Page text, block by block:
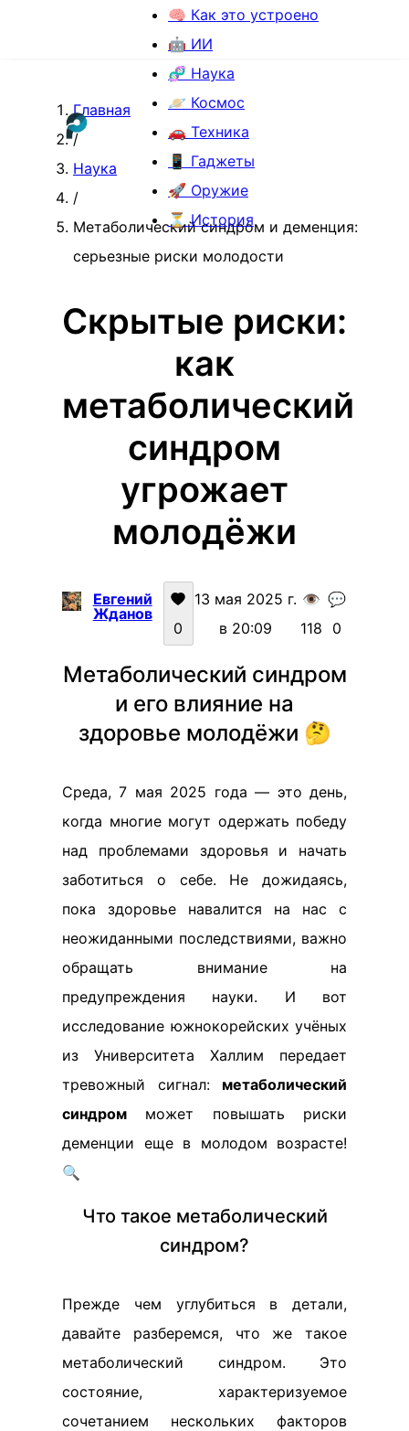
🧠 Как это устроено
🤖 ИИ
🧬 Наука
🪐 Космос
🚗 Техника
📱 Гаджеты
🚀 Оружие
⏳ История
Главная
/
Наука
/
Метаболический синдром и деменция:
серьезные риски молодости
Скрытые риски:
как
метаболический
синдром
угрожает
молодёжи
Евгений
Жданов
0
13 мая 2025 г.
в 20:09
👁️
118
💬
0
Метаболический синдром
и его влияние на
здоровье молодёжи 🤔
Среда, 7 мая 2025 года — это день,
когда многие могут одержать победу
над проблемами здоровья и начать
заботиться о себе. Не дожидаясь,
пока здоровье навалится на нас с
неожиданными последствиями, важно
обращать внимание на
предупреждения науки. И вот
исследование южнокорейских учёных
из Университета Халлим передает
тревожный сигнал: метаболический
синдром может повышать риски
деменции еще в молодом возрасте!
🔍
Что такое метаболический
синдром?
Прежде чем углубиться в детали,
давайте разберемся, что же такое
метаболический синдром. Это
состояние, характеризуемое
сочетанием нескольких факторов